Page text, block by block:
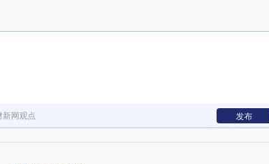
新网观点 发布